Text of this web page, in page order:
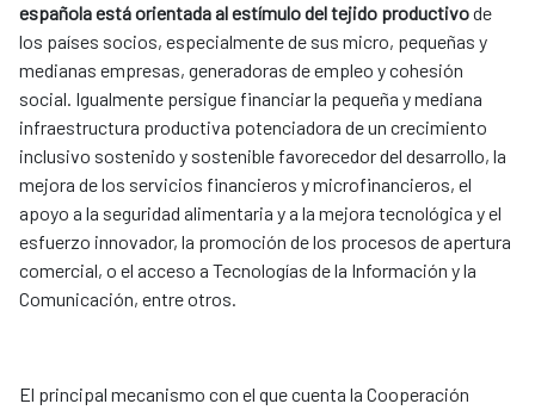
española está orientada al estímulo del tejido productivode
los países socios, especialmente de sus micro, pequeñas y
medianas empresas, generadoras de empleo y cohesión
social. Igualmente persigue financiar la pequeña y mediana
infraestructura productiva potenciadora de un crecimiento
inclusivo sostenido y sostenible favorecedor del desarrollo, la
mejora de los servicios financieros y microfinancieros, el
apoyo a la seguridad alimentaria y a la mejora tecnológica y el
esfuerzo innovador, la promoción de los procesos de apertura
comercial, o el acceso a Tecnologías de la Información y la
Comunicación, entre otros.
El principal mecanismo con el que cuenta la Cooperación